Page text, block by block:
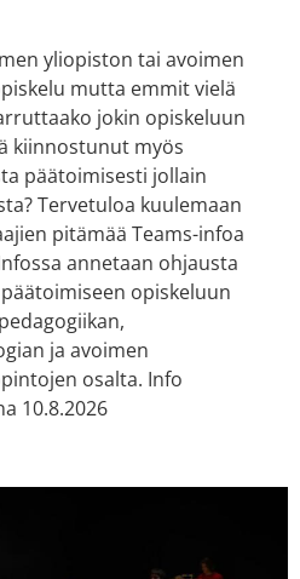
yliopiston tai avoimen
mutta emmit vielä
jokin opiskeluun
kiinnostunut myös
päätoimisesti jollain
Tervetuloa kuulemaan
pitämää Teams-infoa
annetaan ohjausta
opiskeluun
ja avoimen
osalta. Info
10.8.2026